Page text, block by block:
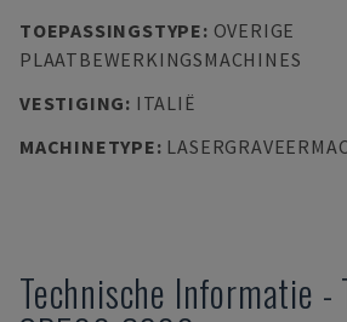
TOEPASSINGSTYPE: OVERIGE
PLAATBEWERKINGSMACHINES
VESTIGING: ITALIË
MACHINETYPE:
Technische Informatie -